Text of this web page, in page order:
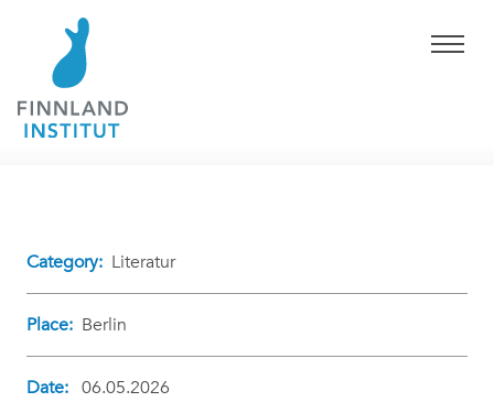
Category: Literatur
Place: Berlin
Date: 06.05.2026